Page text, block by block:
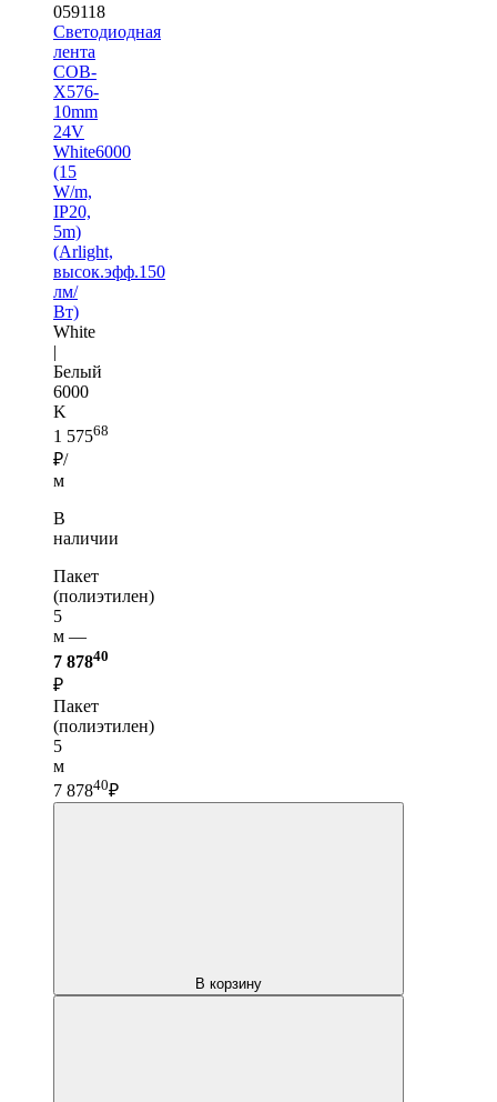
059118
Светодиодная
лента
COB-
X576-
10mm
24V
White6000
(15
W/m,
IP20,
5m)
(Arlight,
высок.эфф.150
лм/
Вт)
White
|
Белый
6000
K
1 57568
₽/
м
В
наличии
Пакет
(полиэтилен)
5
м —
7 87840
₽
Пакет
(полиэтилен)
5
м
7 87840₽
В корзину